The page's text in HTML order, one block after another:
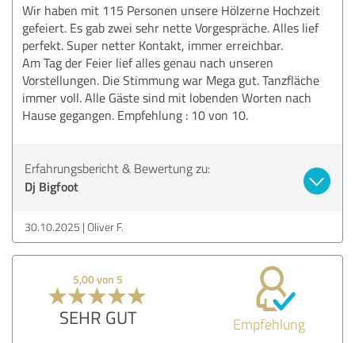
Wir haben mit 115 Personen unsere Hölzerne Hochzeit
gefeiert. Es gab zwei sehr nette Vorgespräche. Alles lief
perfekt. Super netter Kontakt, immer erreichbar.
Am Tag der Feier lief alles genau nach unseren
Vorstellungen. Die Stimmung war Mega gut. Tanzfläche
immer voll. Alle Gäste sind mit lobenden Worten nach
Hause gegangen. Empfehlung : 10 von 10.
Erfahrungsbericht & Bewertung zu:
Dj Bigfoot
30.10.2025 Oliver F.
5,00 von 5
SEHR GUT Empfehlung